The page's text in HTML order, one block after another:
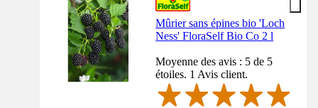
Mûrier sans épines bio 'Loch
Ness' FloraSelf Bio Co 2 l
Moyenne des avis : 5 de 5
étoiles. 1 Avis client.